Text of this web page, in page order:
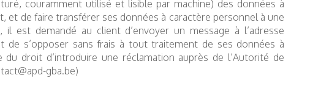
couramment utilisé et lisible par machine) des données à
et de faire transférer ses données à caractère personnel à une
est demandé au client d’envoyer un message à l’adresse
de s’opposer sans frais à tout traitement de ses données à
droit d’introduire une réclamation auprès de l’Autorité de
gba.be)